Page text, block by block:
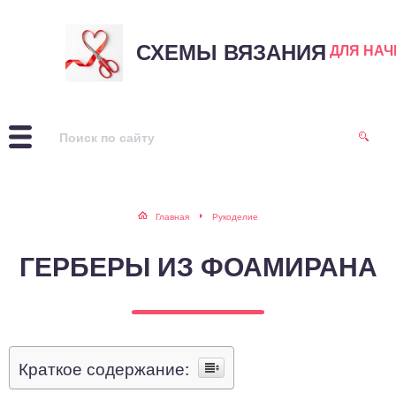
СХЕМЫ ВЯЗАНИЯ ДЛЯ
Главная Рукоделие
ГЕРБЕРЫ ИЗ ФОАМИРАНА
Краткое содержание: